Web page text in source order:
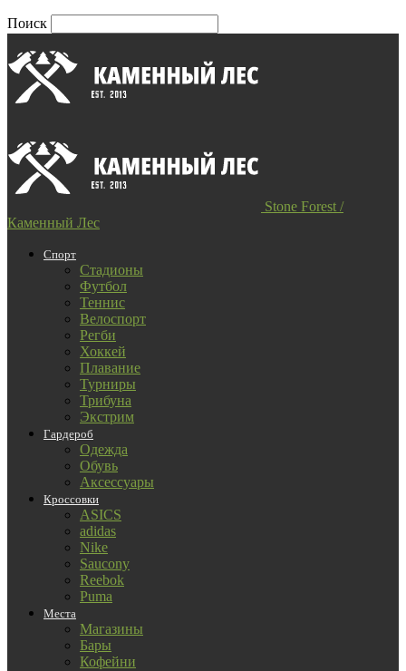
Поиск
Stone Forest /
Каменный Лес
Спорт
Стадионы
Футбол
Теннис
Велоспорт
Регби
Хоккей
Плавание
Турниры
Трибуна
Экстрим
Гардероб
Одежда
Обувь
Аксессуары
Кроссовки
ASICS
adidas
Nike
Saucony
Reebok
Puma
Места
Магазины
Бары
Кофейни